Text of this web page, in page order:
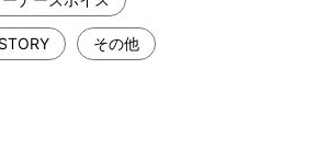
その他